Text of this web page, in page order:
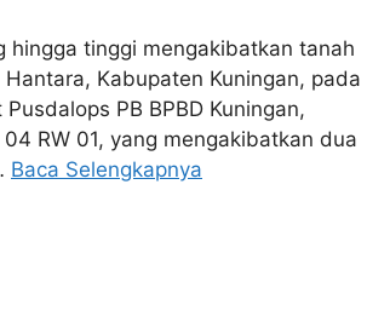
hingga tinggi mengakibatkan tanah
Kabupaten Kuningan, pada
PB BPBD Kuningan,
RW 01, yang mengakibatkan dua
Baca Selengkapnya